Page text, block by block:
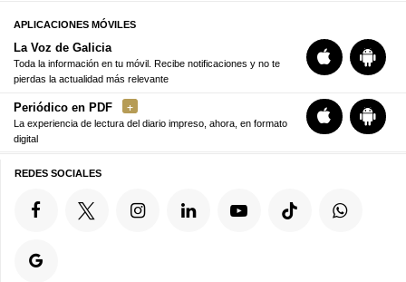
APLICACIONES MÓVILES
La Voz de Galicia
Toda la información en tu móvil. Recibe notificaciones y no te
pierdas la actualidad más relevante
Periódico en PDF
La experiencia de lectura del diario impreso, ahora, en formato
digital
REDES SOCIALES